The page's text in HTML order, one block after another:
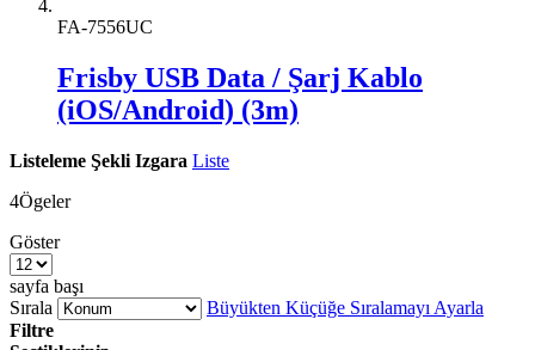
FA-7556UC
Frisby USB Data / Şarj Kablo
(iOS/Android) (3m)
Listeleme Şekli Izgara Liste
4Ögeler
Göster
sayfa başı
Sırala
Büyükten Küçüğe Sıralamayı Ayarla
Filtre